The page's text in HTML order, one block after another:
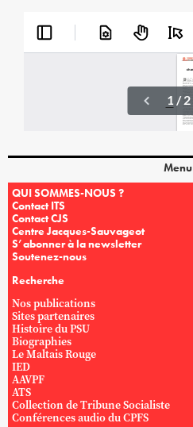
Menu
QUI SOMMES-NOUS ?
Contact ITS
Contact CJS
Centre Jacques-Sauvageot
S’abonner à la newsletter
Soutenez-nous
Recherche
Nos publications
Sites partenaires
Histoire du PSU
Biographies
Le Maltais Rouge
IED
AAVPF
ATS
Collection de Tribune Socialiste
Conférences audio du CPFS